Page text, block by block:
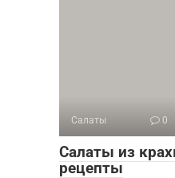
Салаты 0
Салаты из
рецепты